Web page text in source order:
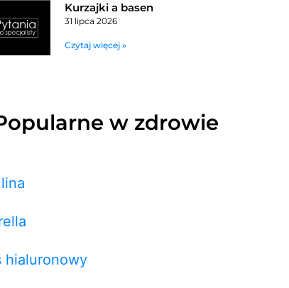
Kurzajki a basen
31 lipca 2026
Czytaj więcej »
w zdrowie
hialuronowy